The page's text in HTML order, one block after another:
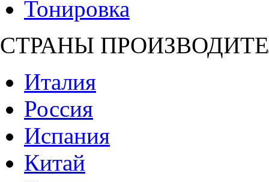
Тонировка
СТРАНЫ
Италия
Россия
Испания
Китай